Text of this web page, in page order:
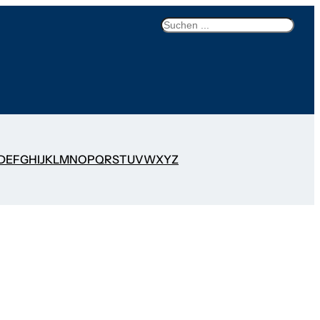
Search
EFGHIJKLMNOPQRSTUVWXYZ